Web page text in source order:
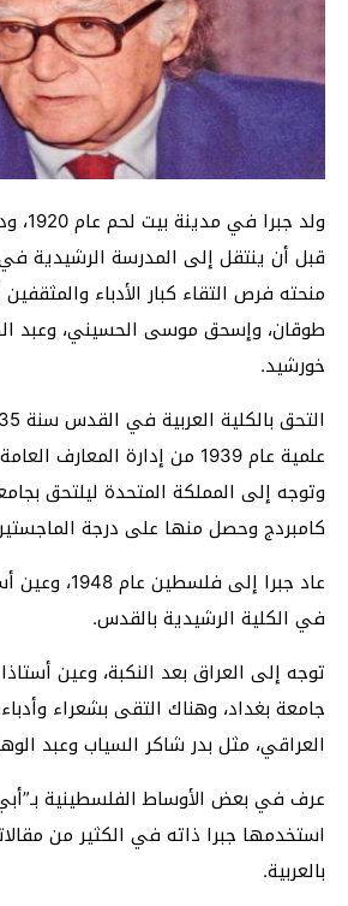
ولد
قبل أن ينتقل إلى المدرسة الرشيدية
منحته فرص التقاء كبار الأدباء
طوقان، وإسحق موسى الحسيني، وعبد
خورشيد.
علمية عام 1939 من إدارة
وتوجه إلى المملكة المتحدة ليلتحق
كامبردج وحصل منها على درجة
عاد جبرا إلى
في الكلية الرشيدية بالقدس.
توجه إلى العراق بعد النكبة، وعين
جامعة بغداد، وهناك التقى بشعراء
العراقي، مثل بدر شاكر السياب وعبد
عرف في بعض الأوساط الفلسطينية
استخدمها جبرا ذاته في الكثير من
بالعربية.